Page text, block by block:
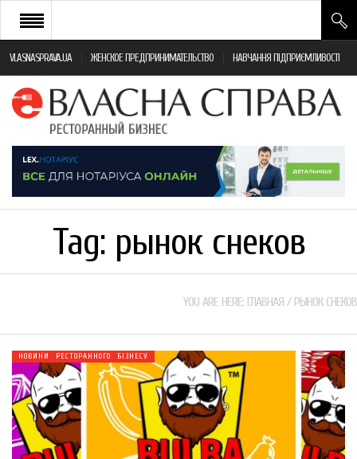
VLASNASPRAVA.UA ЖЕНСКОЕ ПРЕДПРИНИМАТЕЛЬСТВО НАВЧАННЯ ПІДПРИЄМЛИВОСТІ
НОВИНИ РЕСТОРАННОГО БІЗНЕСУ
ЯК ВІДКРИТИ ТА УСПІШНО КЕРУВАТИ
МОНІТОРИНГ ЗАКОНОДАВСТВА
ФРАНЧАЙЗИНГ
Tag: рынок снеков
YOU ARE HERE: ГЛАВНАЯ / РЫНОК СНЕКОВ
НОВИНИ РЕСТОРАННОГО БІЗНЕСУ